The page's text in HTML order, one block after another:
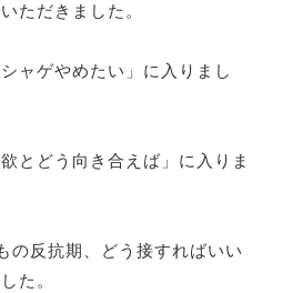
ただきました。
ャゲやめたい」 に入りまし
とどう向き合えば」 に入りま
の反抗期、どう接すればいい
た。